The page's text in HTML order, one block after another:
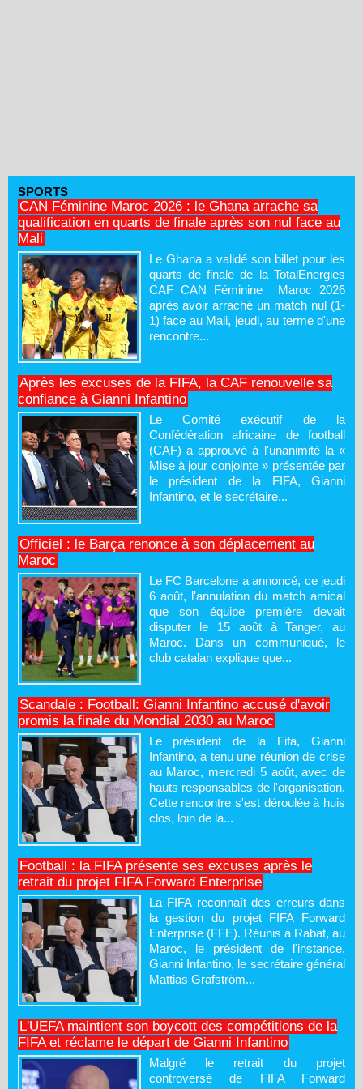
SPORTS
CAN Féminine Maroc 2026 : le Ghana arrache sa
qualification en quarts de finale après son nul face au
Mali
Le Ghana a validé son billet pour les
quarts de finale de la TotalEnergies
CAF CAN Féminine Maroc 2026
après avoir arraché un match nul (1-
1) face au Mali, jeudi, au terme d'une
rencontre...
Après les excuses de la FIFA, la CAF renouvelle sa
confiance à Gianni Infantino
Le Comité exécutif de la
Confédération africaine de football
(CAF) a approuvé à l'unanimité la «
Mise à jour conjointe » présentée par
le président de la FIFA, Gianni
Infantino, et le secrétaire...
Officiel : le Barça renonce à son déplacement au
Maroc
Le FC Barcelone a annoncé, ce jeudi
6 août, l'annulation du match amical
que son équipe première devait
disputer le 15 août à Tanger, au
Maroc. Dans un communiqué, le
club catalan explique que...
Scandale : Football: Gianni Infantino accusé d'avoir
promis la finale du Mondial 2030 au Maroc
Le président de la Fifa, Gianni
Infantino, a tenu une réunion de crise
au Maroc, mercredi 5 août, avec de
hauts responsables de l'organisation.
Cette rencontre s'est déroulée à huis
clos, loin de la...
Football : la FIFA présente ses excuses après le
retrait du projet FIFA Forward Enterprise
La FIFA reconnaît des erreurs dans
la gestion du projet FIFA Forward
Enterprise (FFE). Réunis à Rabat, au
Maroc, le président de l'instance,
Gianni Infantino, le secrétaire général
Mattias Grafström...
L'UEFA maintient son boycott des compétitions de la
FIFA et réclame le départ de Gianni Infantino
Malgré le retrait du projet
controversé de FIFA Forward